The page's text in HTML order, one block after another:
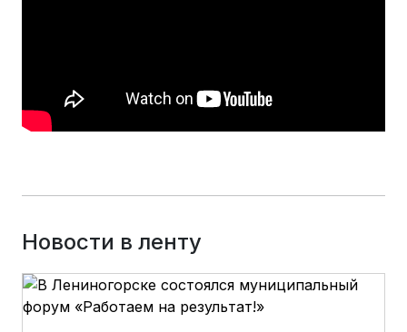
Новости в ленту